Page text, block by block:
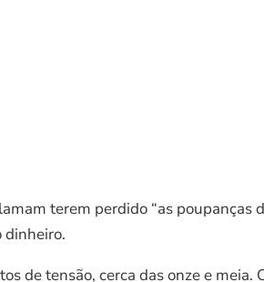
terem perdido “as
dinheiro.
de tensão, cerca das onze e meia.